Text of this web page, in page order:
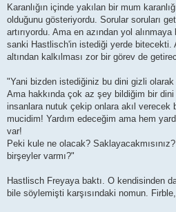
s
Karanlığın içinde yakılan bir mum
olduğunu gösteriyordu. Sorular soruları
artırıyordu. Ama en azından yol
sanki Hastlisch'in istediği yerde bitecekti.
altından kalkılması zor bir görev de
"Yani bizden istediğiniz bu dini gizli
Ama hakkında çok az şey bildiğim bir dini
insanlara nutuk çekip onlara akıl verecek
mucidim! Yardım edeceğim ama hem
var!
Peki kule ne olacak?
birşeyler varmı?"
Hastlisch Freyaya baktı. O kendisinden
bile söylemişti karşısındaki nomun.